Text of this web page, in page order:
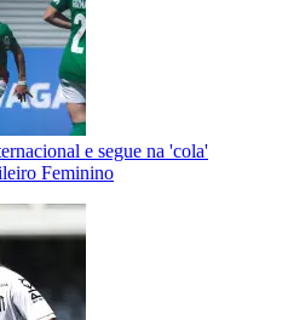
e segue na 'cola'
Feminino